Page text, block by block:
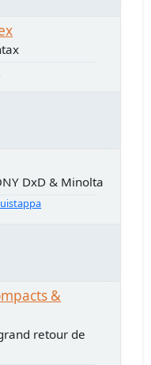
DxD & Minolta
&
retour de